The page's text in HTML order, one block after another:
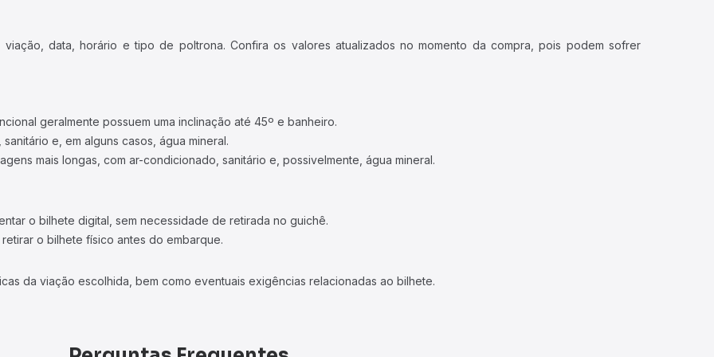
data, horário e tipo de poltrona. Confira os valores atualizados no momento da compra, pois podem sofrer
geralmente possuem uma inclinação até 45º e banheiro.
e, em alguns casos, água mineral.
mais longas, com ar-condicionado, sanitário e, possivelmente, água mineral.
o bilhete digital, sem necessidade de retirada no guichê.
o bilhete físico antes do embarque.
da viação escolhida, bem como eventuais exigências relacionadas ao bilhete.